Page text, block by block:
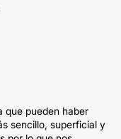
que pueden haber
sencillo, superficial y